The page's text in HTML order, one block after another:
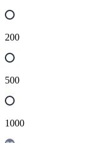
200
500
1000